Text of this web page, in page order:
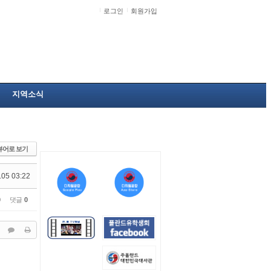
로그인 회원가입
지역소식
어로 보기
03:22
댓글 0